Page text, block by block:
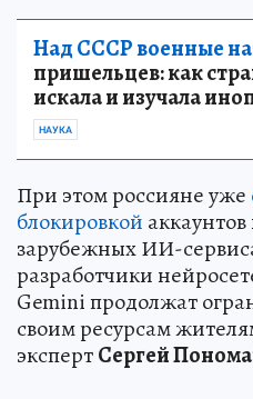
Над СССР военные
пришельцев: как
искала и изучала
НАУКА
При этом россияне уже
блокировкой
зарубежных ИИ-
разработчики
Gemini продолжат
своим ресурсам
экспертСергей